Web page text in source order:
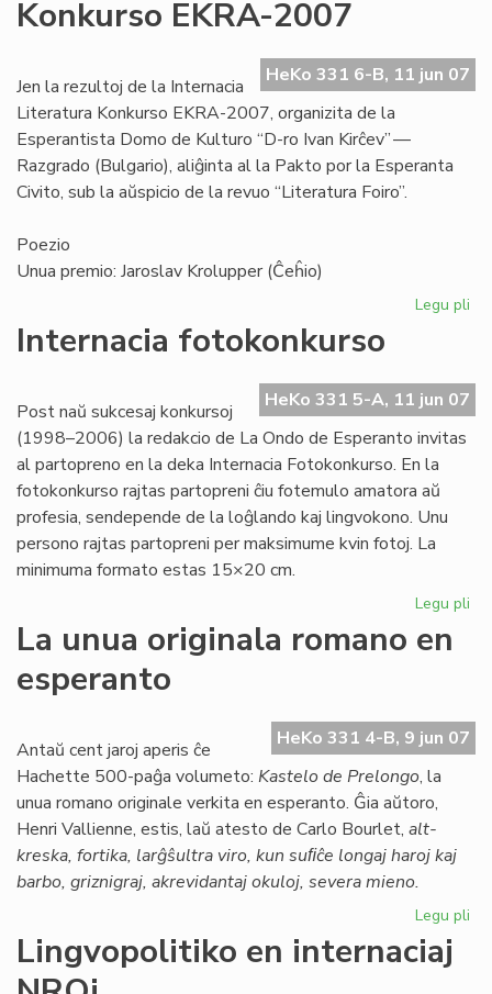
Konkurso EKRA-2007
HeKo 331 6-B, 11 jun 07
Jen la rezultoj de la Internacia
Literatura Konkurso EKRA-2007, organizita de la
Esperantista Domo de Kulturo “D-ro Ivan Kirĉev” —
Razgrado (Bulgario), aliĝinta al la Pakto por la Esperanta
Civito, sub la aŭspicio de la revuo “Literatura Foiro”.
Poezio
Unua premio: Jaroslav Krolupper (Ĉeĥio)
Legu pli
Internacia fotokonkurso
HeKo 331 5-A, 11 jun 07
Post naŭ sukcesaj konkursoj
(1998–2006) la redakcio de La Ondo de Esperanto invitas
al partopreno en la deka Internacia Fotokonkurso. En la
fotokonkurso rajtas partopreni ĉiu fotemulo amatora aŭ
profesia, sendepende de la loĝlando kaj lingvokono. Unu
persono rajtas partopreni per maksimume kvin fotoj. La
minimuma formato estas 15×20 cm.
Legu pli
La unua originala romano en
esperanto
HeKo 331 4-B, 9 jun 07
Antaŭ cent jaroj aperis ĉe
Hachette 500-paĝa volumeto: Kastelo de Prelongo, la
unua romano originale verkita en esperanto. Ĝia aŭtoro,
Henri Vallienne, estis, laŭ atesto de Carlo Bourlet, alt-
kreska, fortika, larĝŝultra viro, kun suﬁĉe longaj haroj kaj
barbo, griznigraj, akrevidantaj okuloj, severa mieno.
Legu pli
Lingvopolitiko en internaciaj